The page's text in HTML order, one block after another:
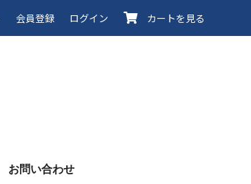
会員登録 ログイン カートを見る
お問い合わせ